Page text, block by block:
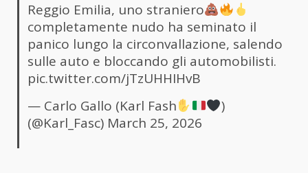
Reggio Emilia, uno straniero
completamente nudo ha seminato il
panico lungo la circonvallazione, salendo
sulle auto e bloccando gli automobilisti.
pic.twitter.com/jTzUHHIHvB
— Carlo Gallo (Karl Fash
)
(@Karl_Fasc) March 25, 2026